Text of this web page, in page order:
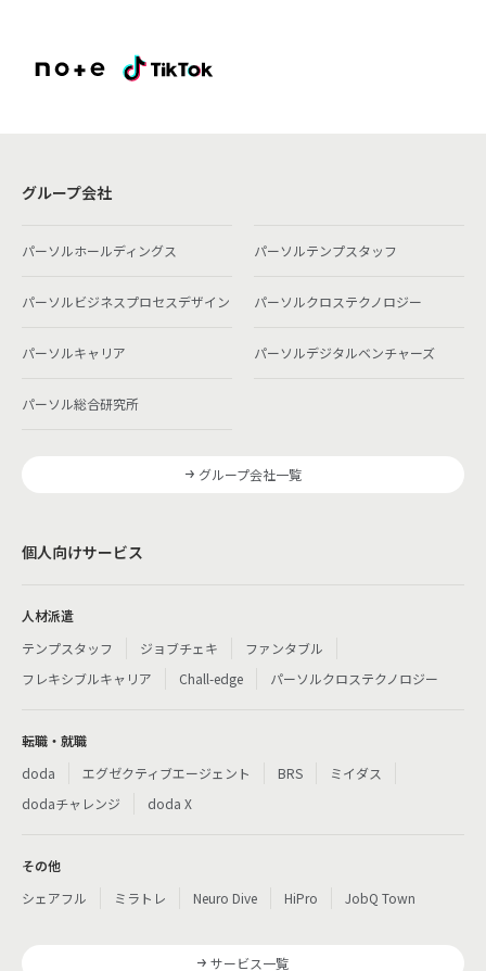
グループ会社
パーソルホールディングス パーソルテンプスタッフ
パーソルビジネスプロセスデザイン パーソルクロステクノロジー
パーソルキャリア パーソルデジタルベンチャーズ
パーソル総合研究所
グループ会社一覧
個人向けサービス
人材派遣
テンプスタッフ
ジョブチェキ
ファンタブル
フレキシブルキャリア
Chall-edge パーソルクロステクノロジー
転職・就職
doda
エグゼクティブエージェント BRS
ミイダス
dodaチャレンジ
doda X
その他
シェアフル
ミラトレ Neuro Dive HiPro JobQ Town
サービス一覧